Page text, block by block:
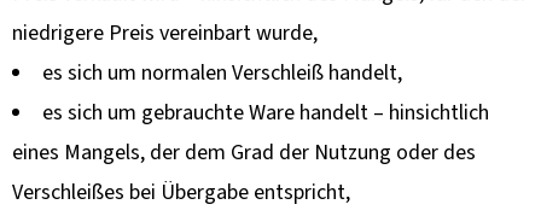
niedrigere Preis vereinbart wurde,
es sich um normalen Verschleiß handelt,
es sich um gebrauchte Ware handelt – hinsichtlich
eines Mangels, der dem Grad der Nutzung oder des
Verschleißes bei Übergabe entspricht,